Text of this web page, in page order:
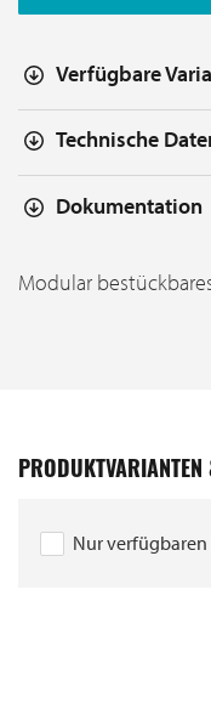
Verfügbare
Technische
Dokumentation
Modular
PRODUKTVARIANTEN
Nur